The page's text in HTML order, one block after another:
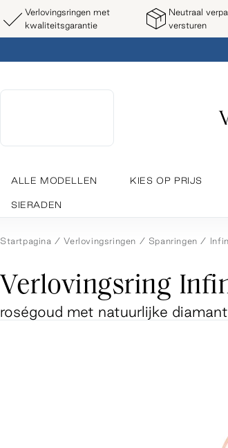
Verlovingsringen met
kwaliteitsgarantie
Neutraal
versturen
ALLE MODELLEN KIES OP PRIJS
SIERADEN
Startpagina Verlovingsringen Spanringen
Verlovingsring
roségoud met natuurlijke